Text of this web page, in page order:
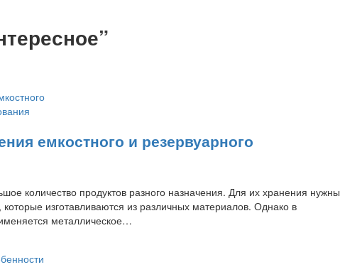
емкостного и резервуарного
количество продуктов разного назначения. Для их хранения нужны
изготавливаются из различных материалов. Однако в
металлическое…